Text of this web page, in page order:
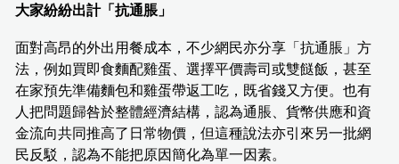
大家紛紛出計「抗通脹」
面對高昂的外出用餐成本，不少網民亦分享「抗通脹」方
法，例如買即食麵配雞蛋、選擇平價壽司或雙餸飯，甚至
在家預先準備麵包和雞蛋帶返工吃，既省錢又方便。也有
人把問題歸咎於整體經濟結構，認為通脹、貨幣供應和資
金流向共同推高了日常物價，但這種說法亦引來另一批網
民反駁，認為不能把原因簡化為單一因素。